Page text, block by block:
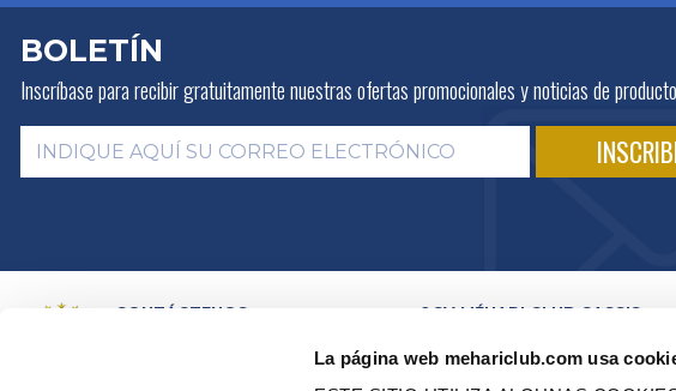
La página web mehariclub.com usa
BOLETÍN
Inscríbase para recibir gratuitamentenuestras ofertas promocionales y noticias de
CONTÁCTENOS
+ 33 (0)4 42
2CV MÉHARI CLUB CASSIS
ACTIVIDADES
PRESENTACIÓN EN VÍDEO